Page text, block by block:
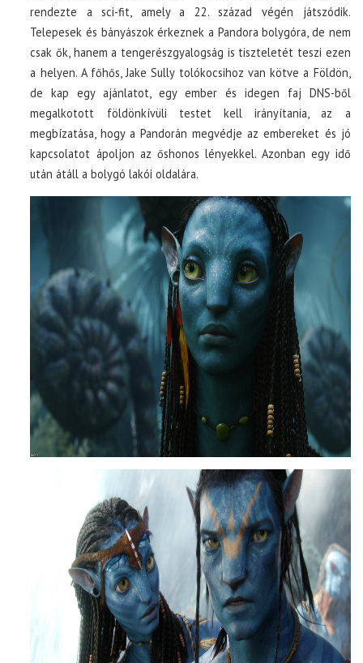
rendezte a sci-fit, amely a 22. század végén játszódik.
Telepesek és bányászok érkeznek a Pandora bolygóra, de nem
csak ők, hanem a tengerészgyalogság is tiszteletét teszi ezen
a helyen. A főhős, Jake Sully tolókocsihoz van kötve a Földön,
de kap egy ajánlatot, egy ember és idegen faj DNS-ből
megalkotott földönkívüli testet kell irányítania, az a
megbízatása, hogy a Pandorán megvédje az embereket és jó
kapcsolatot ápoljon az őshonos lényekkel. Azonban egy idő
után átáll a bolygó lakói oldalára.